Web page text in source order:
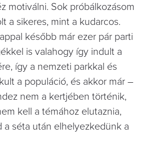
motiválni. Sok próbálkozásom
a sikeres, mint a kudarcos.
később már ezer pár parti
is valahogy így indult a
így a nemzeti parkkal és
a populáció, és akkor már –
nem a kertjében történik,
kell a témához elutaznia,
a séta után elhelyezkedünk a